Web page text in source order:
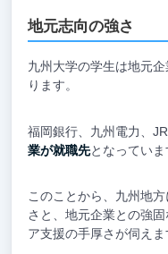
地元志向の強さ
九州大学の学生は地元
ります。
福岡銀行、九州電力、
業が就職先となっていま
このことから、九州地
さと、地元企業との強
ア支援の手厚さが伺えま